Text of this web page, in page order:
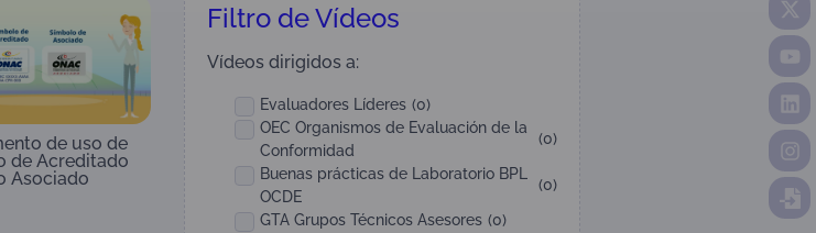
de uso de
de Acreditado
Asociado
Filtro de Vídeos
Vídeos dirigidos a:
Evaluadores Líderes (0)
OEC Organismos de Evaluación de la
Conformidad
(0)
Buenas prácticas de Laboratorio BPL
OCDE
(0)
GTA Grupos Técnicos Asesores (0)